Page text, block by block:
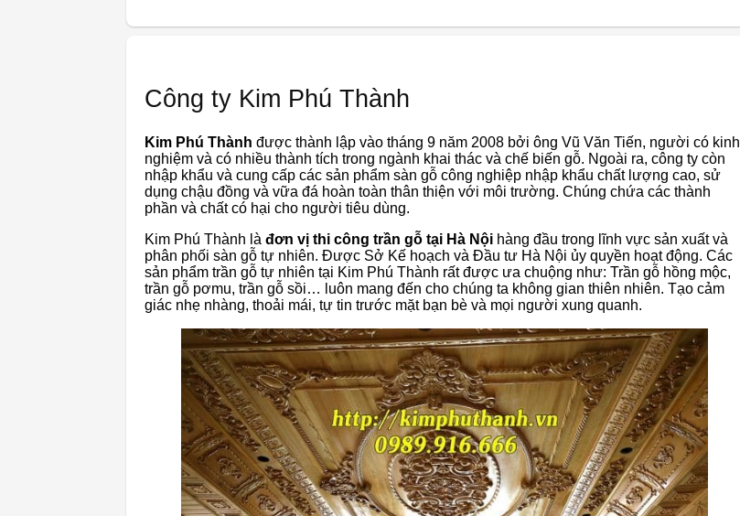
Công ty Kim Phú Thành
Kim Phú Thành được thành lập vào tháng 9 năm 2008 bởi ông Vũ Văn Tiến, người có kinh
nghiệm và có nhiều thành tích trong ngành khai thác và chế biến gỗ. Ngoài ra, công ty còn
nhập khẩu và cung cấp các sản phẩm sàn gỗ công nghiệp nhập khẩu chất lượng cao, sử
dụng chậu đồng và vữa đá hoàn toàn thân thiện với môi trường. Chúng chứa các thành
phần và chất có hại cho người tiêu dùng.
Kim Phú Thành là đơn vị thi công trần gỗ tại Hà Nội hàng đầu trong lĩnh vực sản xuất và
phân phối sàn gỗ tự nhiên. Được Sở Kế hoạch và Đầu tư Hà Nội ủy quyền hoạt động. Các
sản phẩm trần gỗ tự nhiên tại Kim Phú Thành rất được ưa chuộng như: Trần gỗ hồng mộc,
trần gỗ pơmu, trần gỗ sồi… luôn mang đến cho chúng ta không gian thiên nhiên. Tạo cảm
giác nhẹ nhàng, thoải mái, tự tin trước mặt bạn bè và mọi người xung quanh.